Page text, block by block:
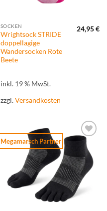
SOCKEN
Wrightsock STRIDE
doppellagige
Wandersocken Rote
Beete
24,95€
inkl. 19 % MwSt.
zzgl.Versandkosten
Megamarsch Partner
Wunschliste
hinzufügen